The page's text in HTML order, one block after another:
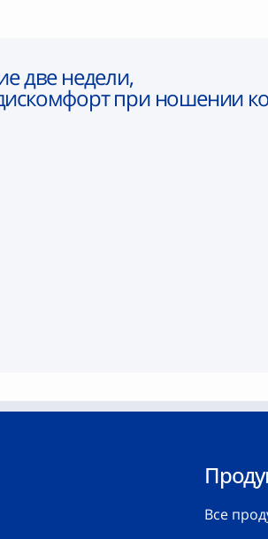
две недели,
при ношении
Все